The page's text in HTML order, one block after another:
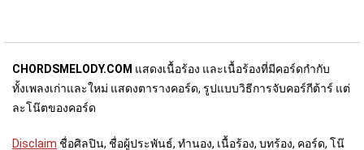
CHORDSMELODY.COM แสดงเนื้อร้อง และเนื้อร้องที่มีคอร์ดกำกับ
ทั้งเพลงเก่าและใหม่ แสดงตารางคอร์ด, รูปแบบวิธีการจับคอร์กีต้าร์ แต่
ละโน๊ตของคอร์ด
Disclaim ชื่อศิลปิน, ชื่อผู้ประพันธ์, ทำนอง, เนื้อร้อง, บทร้อง, คอร์ด, โน๊